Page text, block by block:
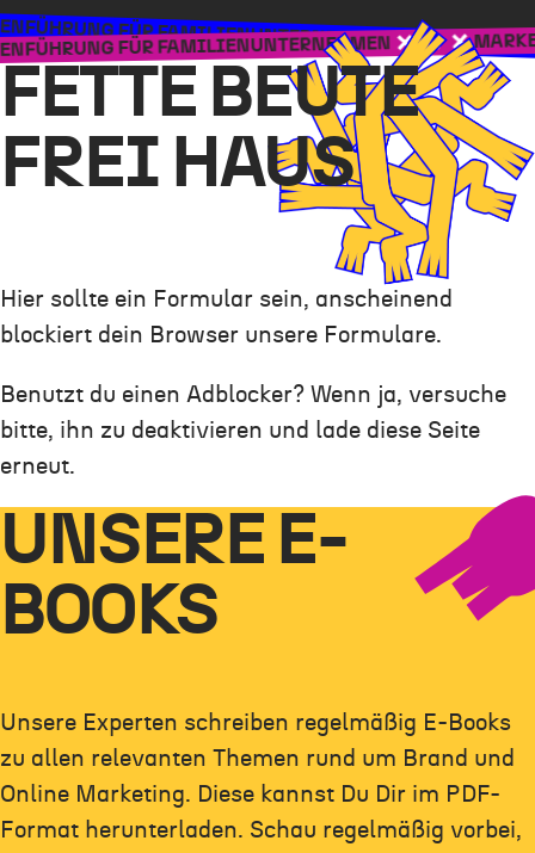
FÜR FAMILIENUNTERNEHMEN
FÜR FAMILIENUNTERNEHMEN
FETTE BEUTE
FREI HAUS
Hier sollte ein Formular sein, anscheinend
blockiert dein Browser unsere Formulare.
Benutzt du einen Adblocker? Wenn ja, versuche
bitte, ihn zu deaktivieren und lade diese Seite
erneut.
UNSERE E-
BOOKS
Unsere Experten schreiben regelmäßig E-Books
zu allen relevanten Themen rund um Brand und
Online Marketing. Diese kannst Du Dir im PDF-
Format herunterladen. Schau regelmäßig vorbei,